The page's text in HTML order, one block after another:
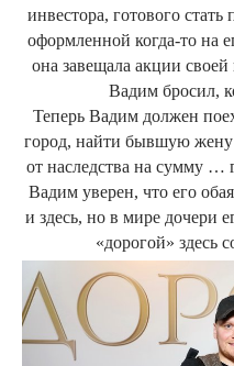
инвестора, готового
оформленной когда-то на
она завещала акции
Вадим бросил,
Теперь Вадим должен
город, найти бывшую жену
от наследства на сумму …
Вадим уверен, что его
и здесь, но в мире дочери
«дорогой» здесь